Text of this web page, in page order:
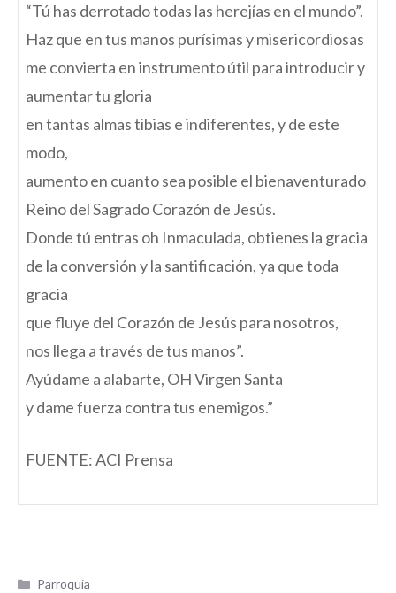
“Tú has derrotado todas las herejías en el mundo”.
Haz que en tus manos purísimas y misericordiosas
me convierta en instrumento útil para introducir y
aumentar tu gloria
en tantas almas tibias e indiferentes, y de este
modo,
aumento en cuanto sea posible el bienaventurado
Reino del Sagrado Corazón de Jesús.
Donde tú entras oh Inmaculada, obtienes la gracia
de la conversión y la santificación, ya que toda
gracia
que fluye del Corazón de Jesús para nosotros,
nos llega a través de tus manos”.
Ayúdame a alabarte, OH Virgen Santa
y dame fuerza contra tus enemigos.”
FUENTE: ACI Prensa
Categorías
Parroquia